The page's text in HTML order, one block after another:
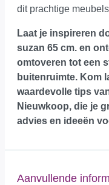
dit prachtige
Laat je inspireren
suzan 65 cm. en
omtoveren tot een
buitenruimte. Kom
waardevolle tips
Nieuwkoop, die je
advies en ideeën
Aanvullende